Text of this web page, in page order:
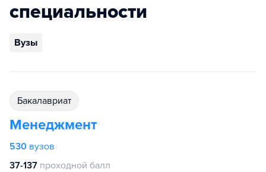
специальности
Вузы
бакалавриат
Менеджмент
530 вузов
37-137 проходной балл